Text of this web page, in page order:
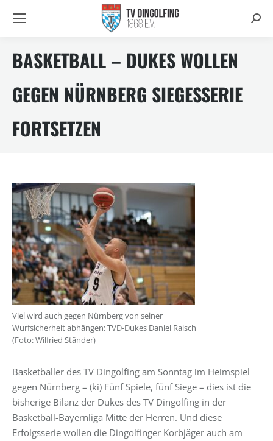
BASKETBALL – DUKES WOLLEN
GEGEN NÜRNBERG SIEGESSERIE
FORTSETZEN
Viel wird auch gegen Nürnberg von seiner
Wurfsicherheit abhängen: TVD-Dukes Daniel Raisch
(Foto: Wilfried Ständer)
Basketballer des TV Dingolfing am Sonntag im Heimspiel
gegen Nürnberg – (ki) Fünf Spiele, fünf Siege – dies ist die
bisherige Bilanz der Dukes des TV Dingolfing in der
Basketball-Bayernliga Mitte der Herren. Und diese
Erfolgsserie wollen die Dingolfinger Korbjäger auch am